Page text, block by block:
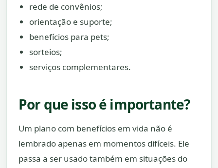
rede de convênios;
orientação e suporte;
benefícios para pets;
sorteios;
serviços complementares.
Por que isso é importante?
Um plano com benefícios em vida não é
lembrado apenas em momentos difíceis. Ele
passa a ser usado também em situações do